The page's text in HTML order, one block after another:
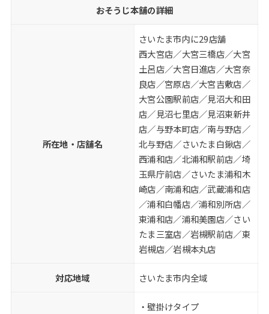
おそうじ本舗の詳細
所在地・店舗名
さいたま市内に29店舗
西大宮店／大宮三橋店／大宮
土呂店／大宮日進店／大宮奈
良店／宮原店／大宮吉敷店／
大宮公園駅前店／見沼大和田
店／見沼七里店／見沼東新井
店／与野本町店／南与野店／
北与野店／さいたま白鍬店／
西浦和店／北浦和駅前店／埼
玉県庁前店／さいたま浦和木
崎店／南浦和店／武蔵浦和店
／浦和白幡店／浦和別所店／
東浦和店／浦和美園店／さい
たま三室店／岩槻駅前店／東
岩槻店／岩槻本丸店
対応地域 さいたま市内全域
・壁掛けタイプ